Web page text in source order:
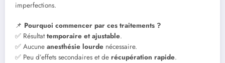
imperfections.
📌 Pourquoi commencer par ces traitements ?
✅ Résultattemporaire et ajustable.
✅ Aucune anesthésie lourde nécessaire.
✅ Peu d’effets secondaires et de récupération rapide.